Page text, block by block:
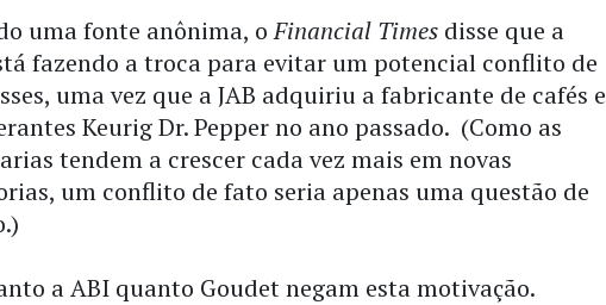
uma fonte anônima, oFinancial Times disse que a
fazendo a troca para evitar um potencial conflito de
uma vez que a JAB adquiriu a fabricante de cafés e
Keurig Dr. Pepper no ano passado. (Como as
tendem a crescer cada vez mais em novas
um conflito de fato seria apenas uma questão de
a ABI quanto Goudet negam esta motivação.